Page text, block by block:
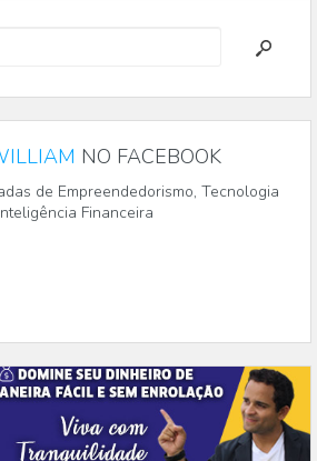
NO FACEBOOK
de Empreendedorismo, Tecnologia
Financeira